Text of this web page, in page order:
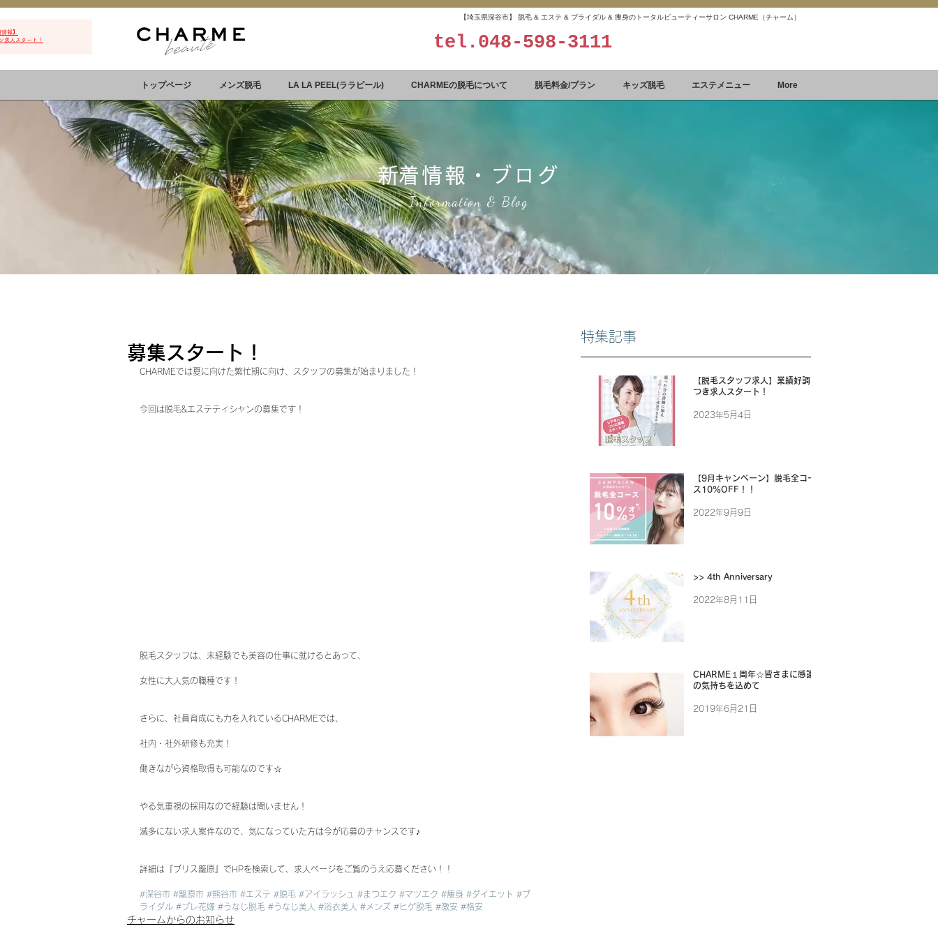
報】
求人スタート！
【埼玉県深谷市】 脱毛 & エステ & ブライダル & 痩身のトータルビューティーサロン CHARME（チャーム）
tel. 048-598-3111
トップページ メンズ脱毛 LA LA PEEL(ララピール) CHARMEの脱毛について 脱毛料金/プラン キッズ脱毛 エステメニュー More
​新着情報・ブログ
Information & Blog
募集スタート！
CHARMEでは夏に向けた繁忙期に向け、スタッフの募集が始まりました！
今回は脱毛&エステティシャンの募集です！
脱毛スタッフは、未経験でも美容の仕事に就けるとあって、
女性に大人気の職種です！
さらに、社員育成にも力を入れているCHARMEでは、
社内・社外研修も充実！
働きながら資格取得も可能なのです☆
やる気重視の採用なので経験は問いません！
滅多にない求人案件なので、気になっていた方は今が応募のチャンスです♪
詳細は『ブリス籠原』でHPを検索して、求人ページをご覧のうえ応募ください！！
#深谷市 #籠原市 #熊谷市 #エステ #脱毛 #アイラッシュ #まつエク #マツエク #痩身 #ダイエット #ブ
ライダル #プレ花嫁 #うなじ脱毛 #うなじ美人 #浴衣美人 #メンズ #ヒゲ脱毛 #激安 #格安
チャームからのお知らせ
特集記事
【脱毛スタッフ求人】業績好調に
つき求人スタート！
2023年5月4日
【9月キャンペーン】脱毛全コー
ス10%OFF！！
2022年9月9日
>> 4th Anniversary
2022年8月11日
CHARME１周年☆皆さまに感謝
の気持ちを込めて
2019年6月21日